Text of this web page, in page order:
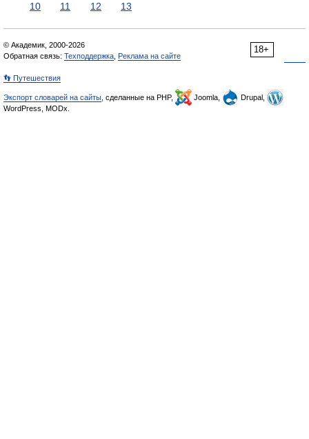
10
11 12 13
18+
© Академик, 2000-2026
Обратная связь: Техподдержка Реклама на сайте
👣 Путешествия
Экспорт словарей на сайты , сделанные на PHP, Joomla,
Drupal,
WordPress, MODx.